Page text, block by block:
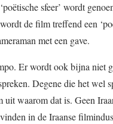
sfeer’ wordt
de film treffend een
met een gave.
Er wordt ook bijna
Degene die het wel
waarom dat is. Geen
in de Iraanse